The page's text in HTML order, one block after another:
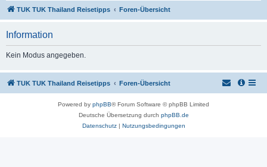
TUK TUK Thailand Reisetipps Foren-Übersicht
Information
Kein Modus angegeben.
TUK TUK Thailand Reisetipps Foren-Übersicht
Powered by phpBB® Forum Software © phpBB Limited
Deutsche Übersetzung durch phpBB.de
Datenschutz| Nutzungsbedingungen